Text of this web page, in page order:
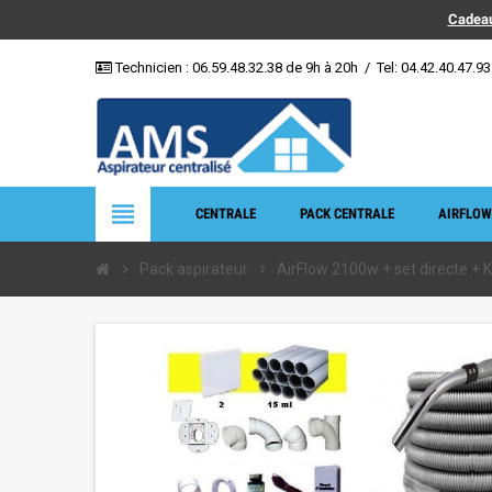
Technicien : 06.59.48.32.38 de 9h à 20h / Tel: 04.42.40.47.93
view_headline CENTRALE PACK CENTRALE AIRFLOW
chevron_right Pack aspirateur chevron_right AirFlow 2100w + set directe +